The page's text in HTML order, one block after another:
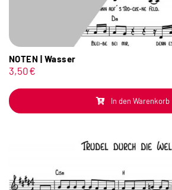
NOTEN | Wasser
3,50€
In den Warenkorb